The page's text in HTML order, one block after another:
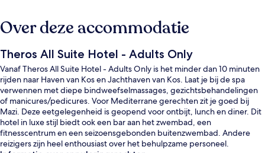
Over deze accommodatie
Theros All Suite Hotel - Adults Only
Vanaf Theros All Suite Hotel - Adults Only is het minder dan 10 minuten
rijden naar Haven van Kos en Jachthaven van Kos. Laat je bij de spa
verwennen met diepe bindweefselmassages, gezichtsbehandelingen
of manicures/pedicures. Voor Mediterrane gerechten zit je goed bij
Mazi. Deze eetgelegenheid is geopend voor ontbijt, lunch en diner. Dit
hotel in luxe stijl biedt ook een bar aan het zwembad, een
fitnesscentrum en een seizoensgebonden buitenzwembad. Andere
reizigers zijn heel enthousiast over het behulpzame personeel.